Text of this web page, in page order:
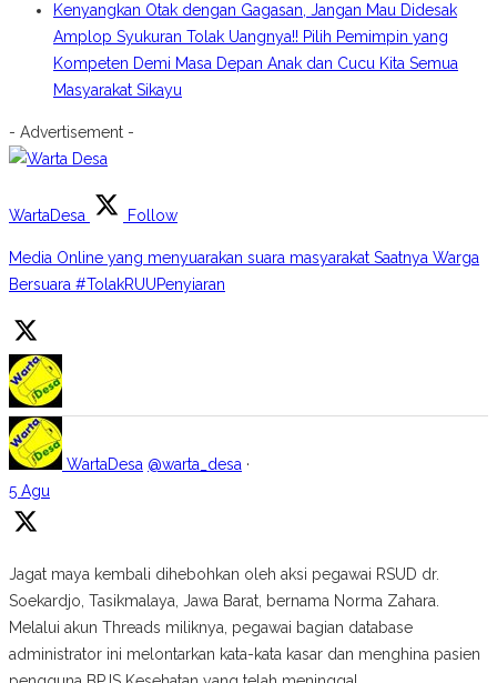
Kenyangkan Otak dengan Gagasan, Jangan Mau Didesak
Amplop Syukuran Tolak Uangnya!! Pilih Pemimpin yang
Kompeten Demi Masa Depan Anak dan Cucu Kita Semua
Masyarakat Sikayu
- Advertisement -
WartaDesa Follow
Media Online yang menyuarakan suara masyarakat Saatnya Warga
Bersuara #TolakRUUPenyiaran
WartaDesa @warta_desa ·
5 Agu
Jagat maya kembali dihebohkan oleh aksi pegawai RSUD dr.
Soekardjo, Tasikmalaya, Jawa Barat, bernama Norma Zahara.
Melalui akun Threads miliknya, pegawai bagian database
administrator ini melontarkan kata-kata kasar dan menghina pasien